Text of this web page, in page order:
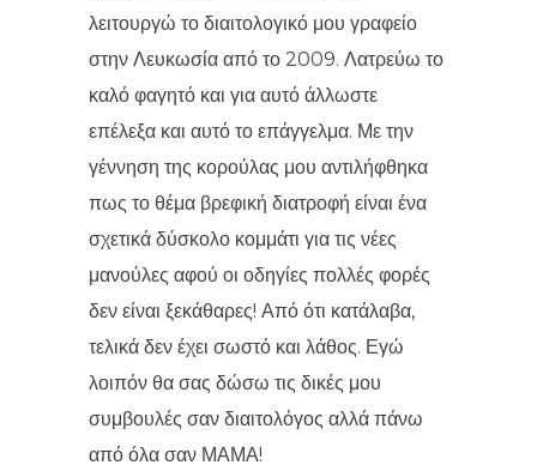
λειτουργώ το διαιτολογικό μου γραφείο
στην Λευκωσία από το 2009. Λατρεύω το
καλό φαγητό και για αυτό άλλωστε
επέλεξα και αυτό το επάγγελμα. Με την
γέννηση της κορούλας μου αντιλήφθηκα
πως το θέμα βρεφική διατροφή είναι ένα
σχετικά δύσκολο κομμάτι για τις νέες
μανούλες αφού οι οδηγίες πολλές φορές
δεν είναι ξεκάθαρες! Από ότι κατάλαβα,
τελικά δεν έχει σωστό και λάθος. Εγώ
λοιπόν θα σας δώσω τις δικές μου
συμβουλές σαν διαιτολόγος αλλά πάνω
από όλα σαν ΜΑΜΑ!